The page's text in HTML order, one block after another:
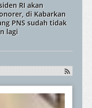
RI akan
di Kabarkan
PNS sudah tidak
lagi